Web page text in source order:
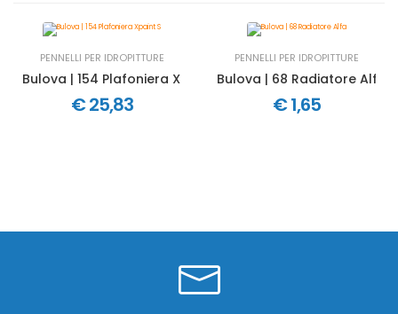
PENNELLI PER IDROPITTURE
Bulova | 154 Plafoniera Xpaint S
€ 25,83
PENNELLI PER IDROPITTURE
Bulova | 68 Radiatore Alfa
€ 1,65